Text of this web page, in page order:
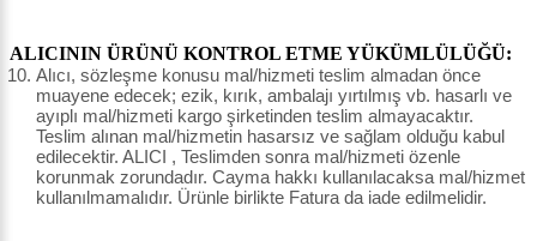
ALICININ ÜRÜNÜ KONTROL ETME YÜKÜMLÜLÜĞÜ:
Alıcı, sözleşme konusu mal/hizmeti teslim almadan önce
muayene edecek; ezik, kırık, ambalajı yırtılmış vb. hasarlı ve
ayıplı mal/hizmeti kargo şirketinden teslim almayacaktır.
Teslim alınan mal/hizmetin hasarsız ve sağlam olduğu kabul
edilecektir. ALICI , Teslimden sonra mal/hizmeti özenle
korunmak zorundadır. Cayma hakkı kullanılacaksa mal/hizmet
kullanılmamalıdır. Ürünle birlikte Fatura da iade edilmelidir.